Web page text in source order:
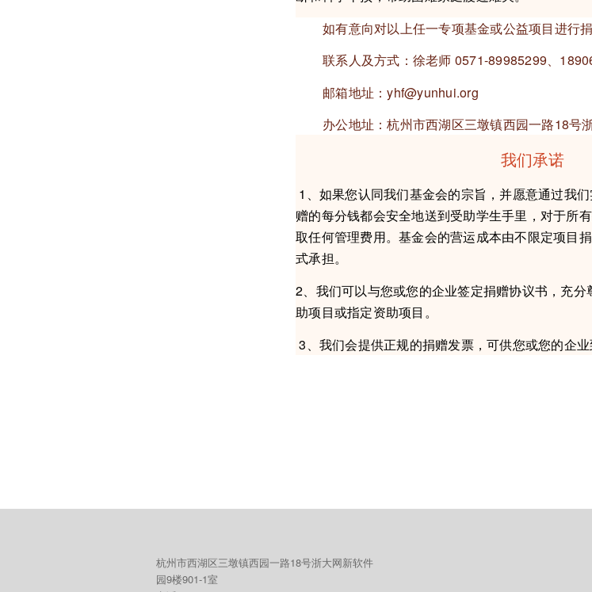
如有意向对以上任一专项基金或公益项目进行捐
联系人及方式：徐老师 0571-89985299、
邮箱地址：yhf@yunhui.org
办公地址：杭州市西湖区三墩镇西园一路18号
我们承诺
1、如果您认同我们基金会的宗旨，并愿意通过我
赠的每分钱都会安全地送到受助学生手里，对于所
取任何管理费用。基金会的营运成本由不限定项目
式承担。
2、我们可以与您或您的企业签定捐赠协议书，充
助项目或指定资助项目。
3、我们会提供正规的捐赠发票，可供您或您的企业
杭州市西湖区三墩镇西园一路18号浙大网新软件
园9楼901-1室